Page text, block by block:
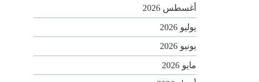
أغسطس 2026
يوليو 2026
يونيو 2026
مايو 2026